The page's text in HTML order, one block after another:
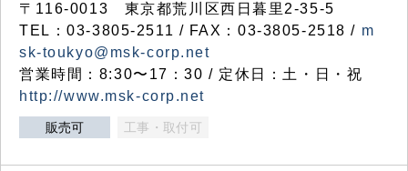
〒116-0013 東京都荒川区西日暮里2-35-5
TEL：03-3805-2511 / FAX：03-3805-2518 / m
sk-toukyo@msk-corp.net
営業時間：8:30〜17：30 / 定休日：土・日・祝
http://www.msk-corp.net
販売可 工事・取付可